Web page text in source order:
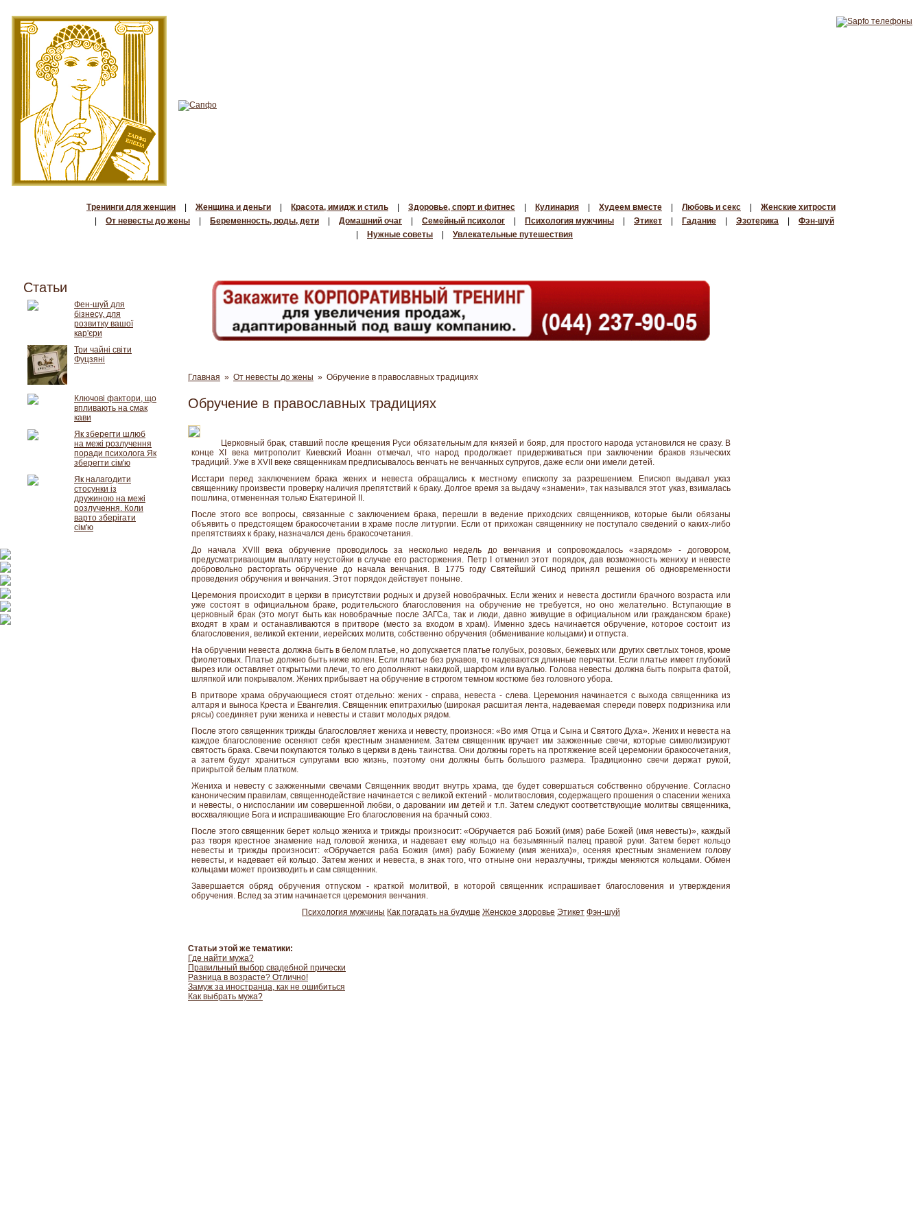
Тренинги для женщин Женщина и деньги Красота, имидж и стиль Здоровье, спорт и фитнес Кулинария Худеем вместе Любовь и секс
Женские хитрости
От невесты до жены Беременность, роды, дети Домашний очаг Семейный психолог Психология мужчины Этикет Гадание Эзотерика
Фэн-шуй
Нужные советы Увлекательные путешествия
Главная » От невесты до жены » Обручение в православных традициях
Обручение в православных традициях
Церковный брак, ставший после крещения Руси обязательным для князей и бояр, для простого народа установился не сразу. В
конце XI века митрополит Киевский Иоанн отмечал, что народ продолжает придерживаться при заключении браков языческих
традиций. Уже в XVII веке священникам предписывалось венчать не венчанных супругов, даже если они имели детей.
Исстари перед заключением брака жених и невеста обращались к местному епископу за разрешением. Епископ выдавал указ
священнику произвести проверку наличия препятствий к браку. Долгое время за выдачу «знамени», так назывался этот указ, взималась
пошлина, отмененная только Екатериной II.
После этого все вопросы, связанные с заключением брака, перешли в ведение приходских священников, которые были обязаны
объявить о предстоящем бракосочетании в храме после литургии. Если от прихожан священнику не поступало сведений о каких-либо
препятствиях к браку, назначался день бракосочетания.
До начала XVIII века обручение проводилось за несколько недель до венчания и сопровождалось «зарядом» - договором,
предусматривающим выплату неустойки в случае его расторжения. Петр I отменил этот порядок, дав возможность жениху и невесте
добровольно расторгать обручение до начала венчания. В 1775 году Святейший Синод принял решения об одновременности
проведения обручения и венчания. Этот порядок действует поныне.
Церемония происходит в церкви в присутствии родных и друзей новобрачных. Если жених и невеста достигли брачного возраста или
уже состоят в официальном браке, родительского благословения на обручение не требуется, но оно желательно. Вступающие в
церковный брак (это могут быть как новобрачные после ЗАГСа, так и люди, давно живущие в официальном или гражданском браке)
входят в храм и останавливаются в притворе (место за входом в храм). Именно здесь начинается обручение, которое состоит из
благословения, великой ектении, иерейских молитв, собственно обручения (обменивание кольцами) и отпуста.
На обручении невеста должна быть в белом платье, но допускается платье голубых, розовых, бежевых или других светлых тонов, кроме
фиолетовых. Платье должно быть ниже колен. Если платье без рукавов, то надеваются длинные перчатки. Если платье имеет глубокий
вырез или оставляет открытыми плечи, то его дополняют накидкой, шарфом или вуалью. Голова невесты должна быть покрыта фатой,
шляпкой или покрывалом. Жених прибывает на обручение в строгом темном костюме без головного убора.
В притворе храма обручающиеся стоят отдельно: жених - справа, невеста - слева. Церемония начинается с выхода священника из
алтаря и выноса Креста и Евангелия. Священник епитрахилью (широкая расшитая лента, надеваемая спереди поверх подризника или
рясы) соединяет руки жениха и невесты и ставит молодых рядом.
После этого священник трижды благословляет жениха и невесту, произнося: «Во имя Отца и Сына и Святого Духа». Жених и невеста на
каждое благословение осеняют себя крестным знамением. Затем священник вручает им зажженные свечи, которые символизируют
святость брака. Свечи покупаются только в церкви в день таинства. Они должны гореть на протяжение всей церемонии бракосочетания,
а затем будут храниться супругами всю жизнь, поэтому они должны быть большого размера. Традиционно свечи держат рукой,
прикрытой белым платком.
Жениха и невесту с зажженными свечами Священник вводит внутрь храма, где будет совершаться собственно обручение. Согласно
каноническим правилам, священнодействие начинается с великой ектений - молитвословия, содержащего прошения о спасении жениха
и невесты, о ниспослании им совершенной любви, о даровании им детей и т.п. Затем следуют соответствующие молитвы священника,
восхваляющие Бога и испрашивающие Его благословения на брачный союз.
После этого священник берет кольцо жениха и трижды произносит: «Обручается раб Божий (имя) рабе Божей (имя невесты)», каждый
раз творя крестное знамение над головой жениха, и надевает ему кольцо на безымянный палец правой руки. Затем берет кольцо
невесты и трижды произносит: «Обручается раба Божия (имя) рабу Божиему (имя жениха)», осеняя крестным знамением голову
невесты, и надевает ей кольцо. Затем жених и невеста, в знак того, что отныне они неразлучны, трижды меняются кольцами. Обмен
кольцами может производить и сам священник.
Завершается обряд обручения отпуском - краткой молитвой, в которой священник испрашивает благословения и утверждения
обручения. Вслед за этим начинается церемония венчания.
Психология мужчины Как погадать на будуще Женское здоровье Этикет Фэн-шуй
Статьи этой же тематики:
Где найти мужа?
Правильный выбор свадебной прически
Разница в возрасте? Отлично!
Замуж за иностранца, как не ошибиться
Как выбрать мужа?
Статьи
Фен-шуй для
бізнесу, для
розвитку вашої
кар'єри
Три чайні світи
Фуцзяні
Ключові фактори, що
впливають на смак
кави
Як зберегти шлюб
на межі розлучення
поради психолога Як
зберегти сім'ю
Як налагодити
стосунки із
дружиною на межі
розлучення. Коли
варто зберігати
сім'ю